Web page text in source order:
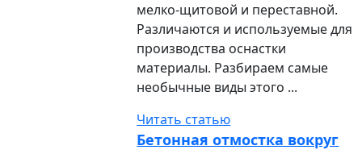
мелко-щитовой и переставной.
Различаются и используемые для
производства оснастки
материалы. Разбираем самые
необычные виды этого ...
Читать статью
Бетонная отмостка вокруг